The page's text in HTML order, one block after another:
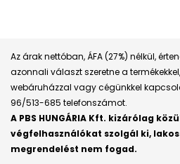
Az árak nettóban, ÁFA (27%) nélkül,
azonnali választ szeretne a
webáruházzal vagy cégünkkel
96/513-685 telefonszámot.
A PBS HUNGÁRIA Kft. kizárólag
végfelhasználókat szolgál ki,
megrendelést nem fogad.